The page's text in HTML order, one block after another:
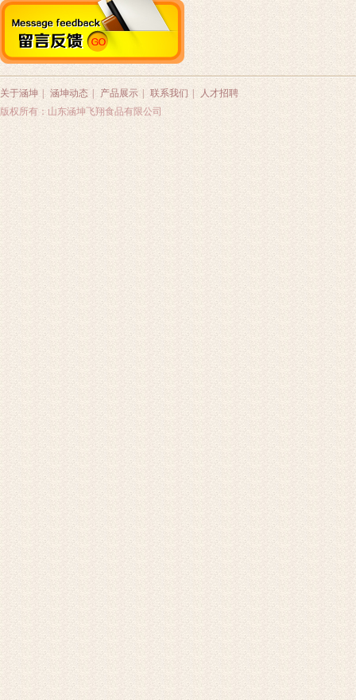
关于涵坤 涵坤动态 产品展示 联系我们
人才招聘
版权所有：山东涵坤飞翔食品有限公司